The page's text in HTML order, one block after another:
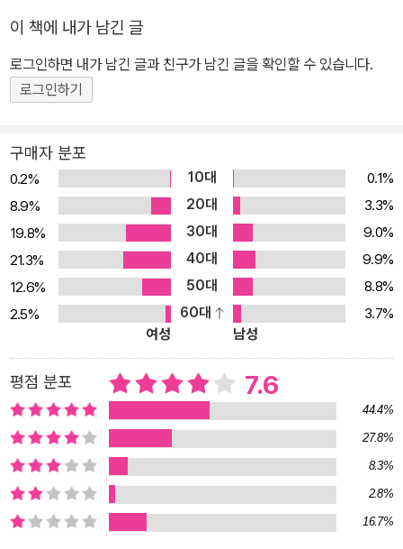
하려면 어떤 접근이 필요할까? _「서문」 과정으로서의 빈곤 ―미궁과
진창 속 자기 자리를 찾아서 이 책은 빈곤을 과정으로 본다. 그 과정
속에서 ‘빈곤이란 무엇인가, 빈자란 누구인가’라는 질문에 대한 답은
을 둘러보면 다시 “어디에도 없는” 것이 된다. 돈 없고 집 없고 먹을
것도 없고 돌봐줄 이도 없는 상태, 물질적 결핍과 경제적 고립, 약자,
피해자, 수급자, 의존자 따위의 전형적 분류로 답변되어왔던 이 질문
에 간단히 답하기를 부러 실패하고 내려진 답을 거듭 번복하면서, 빈
곤은 빈자에게 그렇듯 독자에게도 과정이 된다. 그것은 어떤 과정일
까? 도시 빈민, 공장노동자, 수급자, 불안한 청년, 농민공, 이주자, 여
성, 토착민, 노예, 그리고 역사 이전부터 착취당해온 비인간까지……
이 책에 소환되는 빈자에는 경계가 없다. 빈자의 외연은 이 사회의 통
치 방식과 그에 연루된 사람들의 관계 속에서 계속 확장된다. 가난한
이의 생활을 일정 기간 지켜보고 그의 생애 발걸음에 보폭을 맞추다
보면 물질적 궁박함으로 표상된 빈곤이란 상태가 실은 실존의 결핍을
메우려는 끝없는 분전이라는 것을 알 수 있다. 주어진 조건이 어찌됐
건 취약한 존재가 세계 속에서 진정한 자기 자리를 찾기 위해 부단히
노력하는 과정, 그것이 빈곤이라고 20년간 빈곤을 연구해온 저자는
이야기한다. “이 나라는 내가 진정으로 어떤 인간인지 알려고 하지 않
는다.”(117) 이 책의 문화기술지에 등장하는 어느 청년 노동자의 말
이 책에 내가 남긴 글
로그인하면 내가 남긴 글과 친구가 남긴 글을 확인할 수 있습니다.
로그인하기
구매자 분포
0.2% 10대
0.1%
8.9%
20대
3.3%
19.8%
30대
9.0%
21.3%
40대
9.9%
12.6%
50대
8.8%
2.5%
60대
3.7%
여성
남성
평점 분포 7.6
44.4%
27.8%
8.3%
2.8%
16.7%